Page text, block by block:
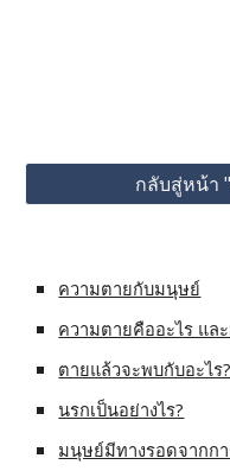
กลับสู่หน้า
ความตายกับมนุษย์
ความตายคืออะไร แล
ตายแล้วจะพบกับอะไร?
นรกเป็นอย่างไร?
มนุษย์มีทางรอดจากก